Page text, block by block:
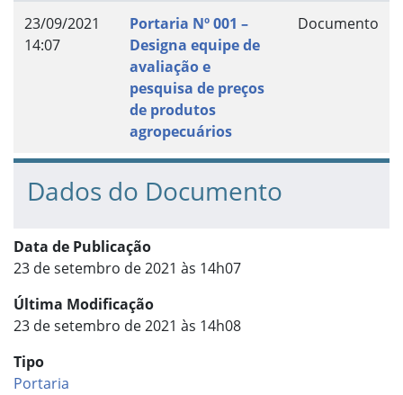
23/09/2021
14:07
Portaria Nº 001 –
Designa equipe de
avaliação e
pesquisa de preços
de produtos
agropecuários
Documento
Dados do Documento
Data de Publicação
23 de setembro de 2021 às 14h07
Última Modificação
23 de setembro de 2021 às 14h08
Tipo
Portaria